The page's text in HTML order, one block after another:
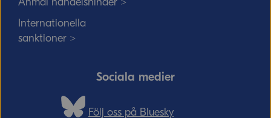
Internationella
sanktioner >
Sociala medier
Följ oss på Bluesky